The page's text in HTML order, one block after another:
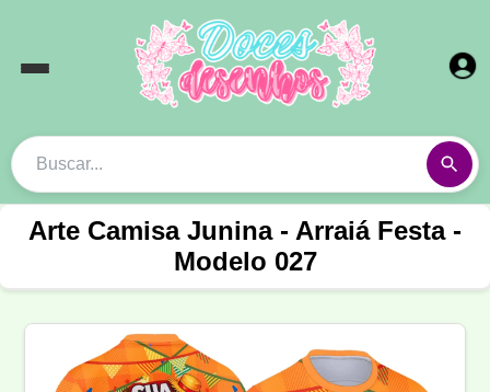
Arte Camisa Junina - Arraiá Festa -
Modelo 027